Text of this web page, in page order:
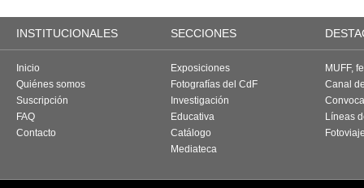
INSTITUCIONALES SECCIONES
Inicio
Quiénes somos
Suscripción
FAQ
Contacto
Exposiciones
Fotografías del CdF
Investigación
Educativa
Catálogo
Mediateca
MUFF,
Canal
Líneas